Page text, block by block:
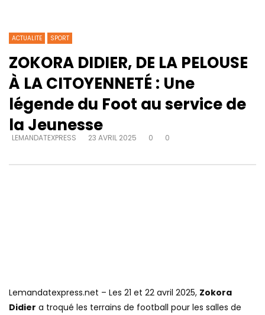
ACTUALITE SPORT
ZOKORA DIDIER, DE LA PELOUSE
À LA CITOYENNETÉ : Une
légende du Foot au service de
la Jeunesse
LEMANDATEXPRESS 23 AVRIL 2025 0 0
Lemandatexpress.net – Les 21 et 22 avril 2025, Zokora
Didier a troqué les terrains de football pour les salles de